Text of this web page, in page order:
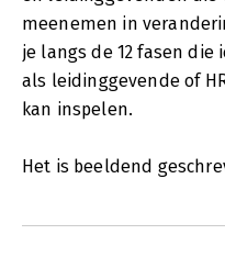
meenemen in
je langs de 12 fasen
als leidinggevende of
kan inspelen.
Het is beeldend